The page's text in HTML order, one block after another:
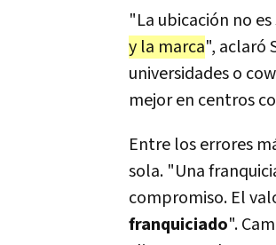
"La ubicación no
y la marca", aclaró
universidades o
mejor en centros
Entre los errores
sola. "Una
compromiso. El
franquiciado".